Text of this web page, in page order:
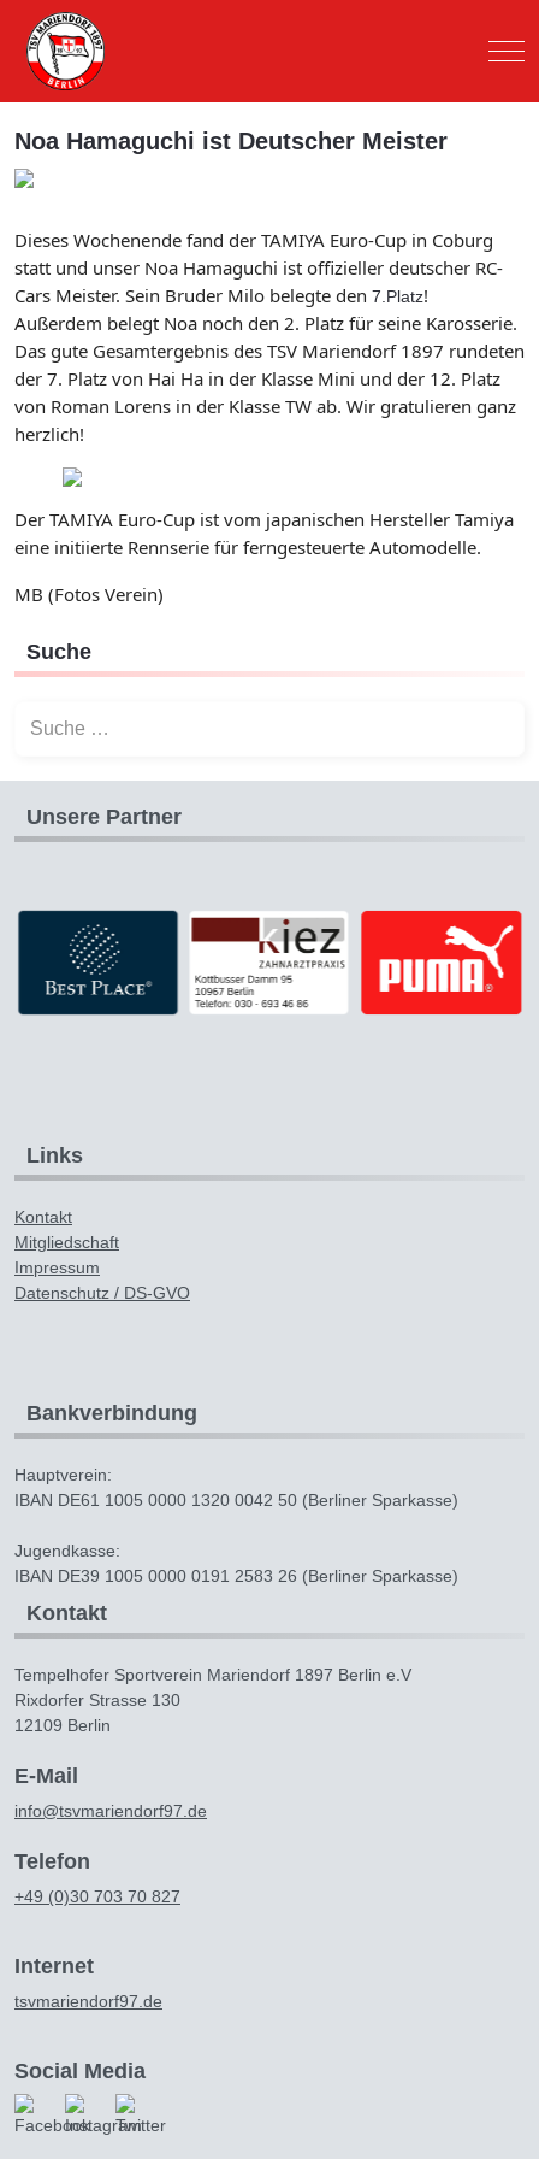
Noa Hamaguchi ist Deutscher Meister
Dieses Wochenende fand der TAMIYA Euro-Cup in Coburg
statt und unser Noa Hamaguchi ist offizieller deutscher RC-
Cars Meister. Sein Bruder Milo belegte den 7.Platz!
Außerdem belegt Noa noch den 2. Platz für seine Karosserie.
Das gute Gesamtergebnis des TSV Mariendorf 1897 rundeten
der 7. Platz von Hai Ha in der Klasse Mini und der 12. Platz
von Roman Lorens in der Klasse TW ab. Wir gratulieren ganz
herzlich!
Der TAMIYA Euro-Cup ist vom japanischen Hersteller Tamiya
eine initiierte Rennserie für ferngesteuerte Automodelle.
MB (Fotos Verein)
Suche
Unsere Partner
Links
Kontakt
Mitgliedschaft
Impressum
Datenschutz / DS-GVO
Bankverbindung
Hauptverein:
IBAN DE61 1005 0000 1320 0042 50 (Berliner Sparkasse)
Jugendkasse:
IBAN DE39 1005 0000 0191 2583 26 (Berliner Sparkasse)
Kontakt
Tempelhofer Sportverein Mariendorf 1897 Berlin e.V
Rixdorfer Strasse 130
12109 Berlin
E-Mail
info@tsvmariendorf97.de
Telefon
+49 (0)30 703 70 827
Internet
tsvmariendorf97.de
Social Media